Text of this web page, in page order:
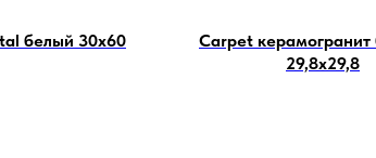
белый 30х60
Carpet
29,8х29,8